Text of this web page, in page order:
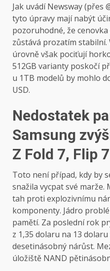
Jak uvádí Newsway (přes
tyto úpravy mají nabýt
pozoruhodné, že
zůstává prozatím stabilní.
úrovně však pociťují
512GB varianty poskočí
u 1TB modelů by mohlo
USD.
Nedostatek
Samsung
Z Fold 7, Flip
Toto není případ, kdy by
snažila vycpat své
tah proti explozivnímu
komponenty. Jádro
pamětí. Za poslední rok
z 1,35 dolaru na 13
desetinásobný nárůst.
úložiště NAND